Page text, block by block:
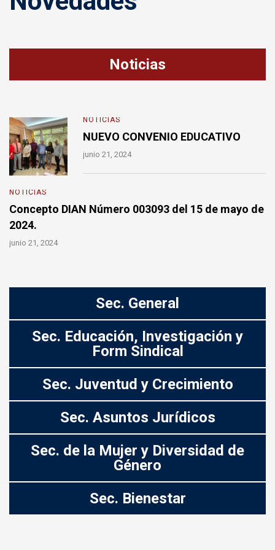
Noticias
NOTICIAS
NUEVO CONVENIO EDUCATIVO
junio 21, 2024
NOTICIAS
Concepto DIAN Número 003093 del 15 de mayo de
2024.
junio 21, 2024
Sec. General
Sec. Educación, Investigación y
Form Sindical
Sec. Juventud y Crecimiento
Sec. Asuntos Jurídicos
Sec. de la Mujer y Diversidad de
Género
Sec. Bienestar